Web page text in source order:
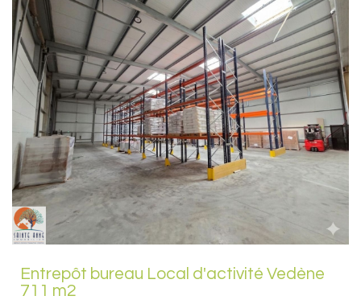
Entrepôt bureau Local d'activité Vedène
711 m2